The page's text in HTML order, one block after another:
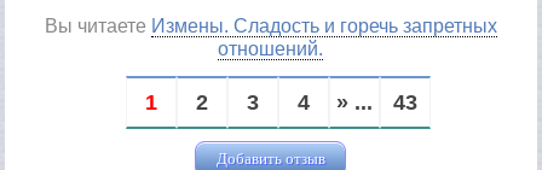
Вы читаете Измены. Сладость и горечь запретных
отношений.
1 2 3 4 » ... 43
Добавить отзыв